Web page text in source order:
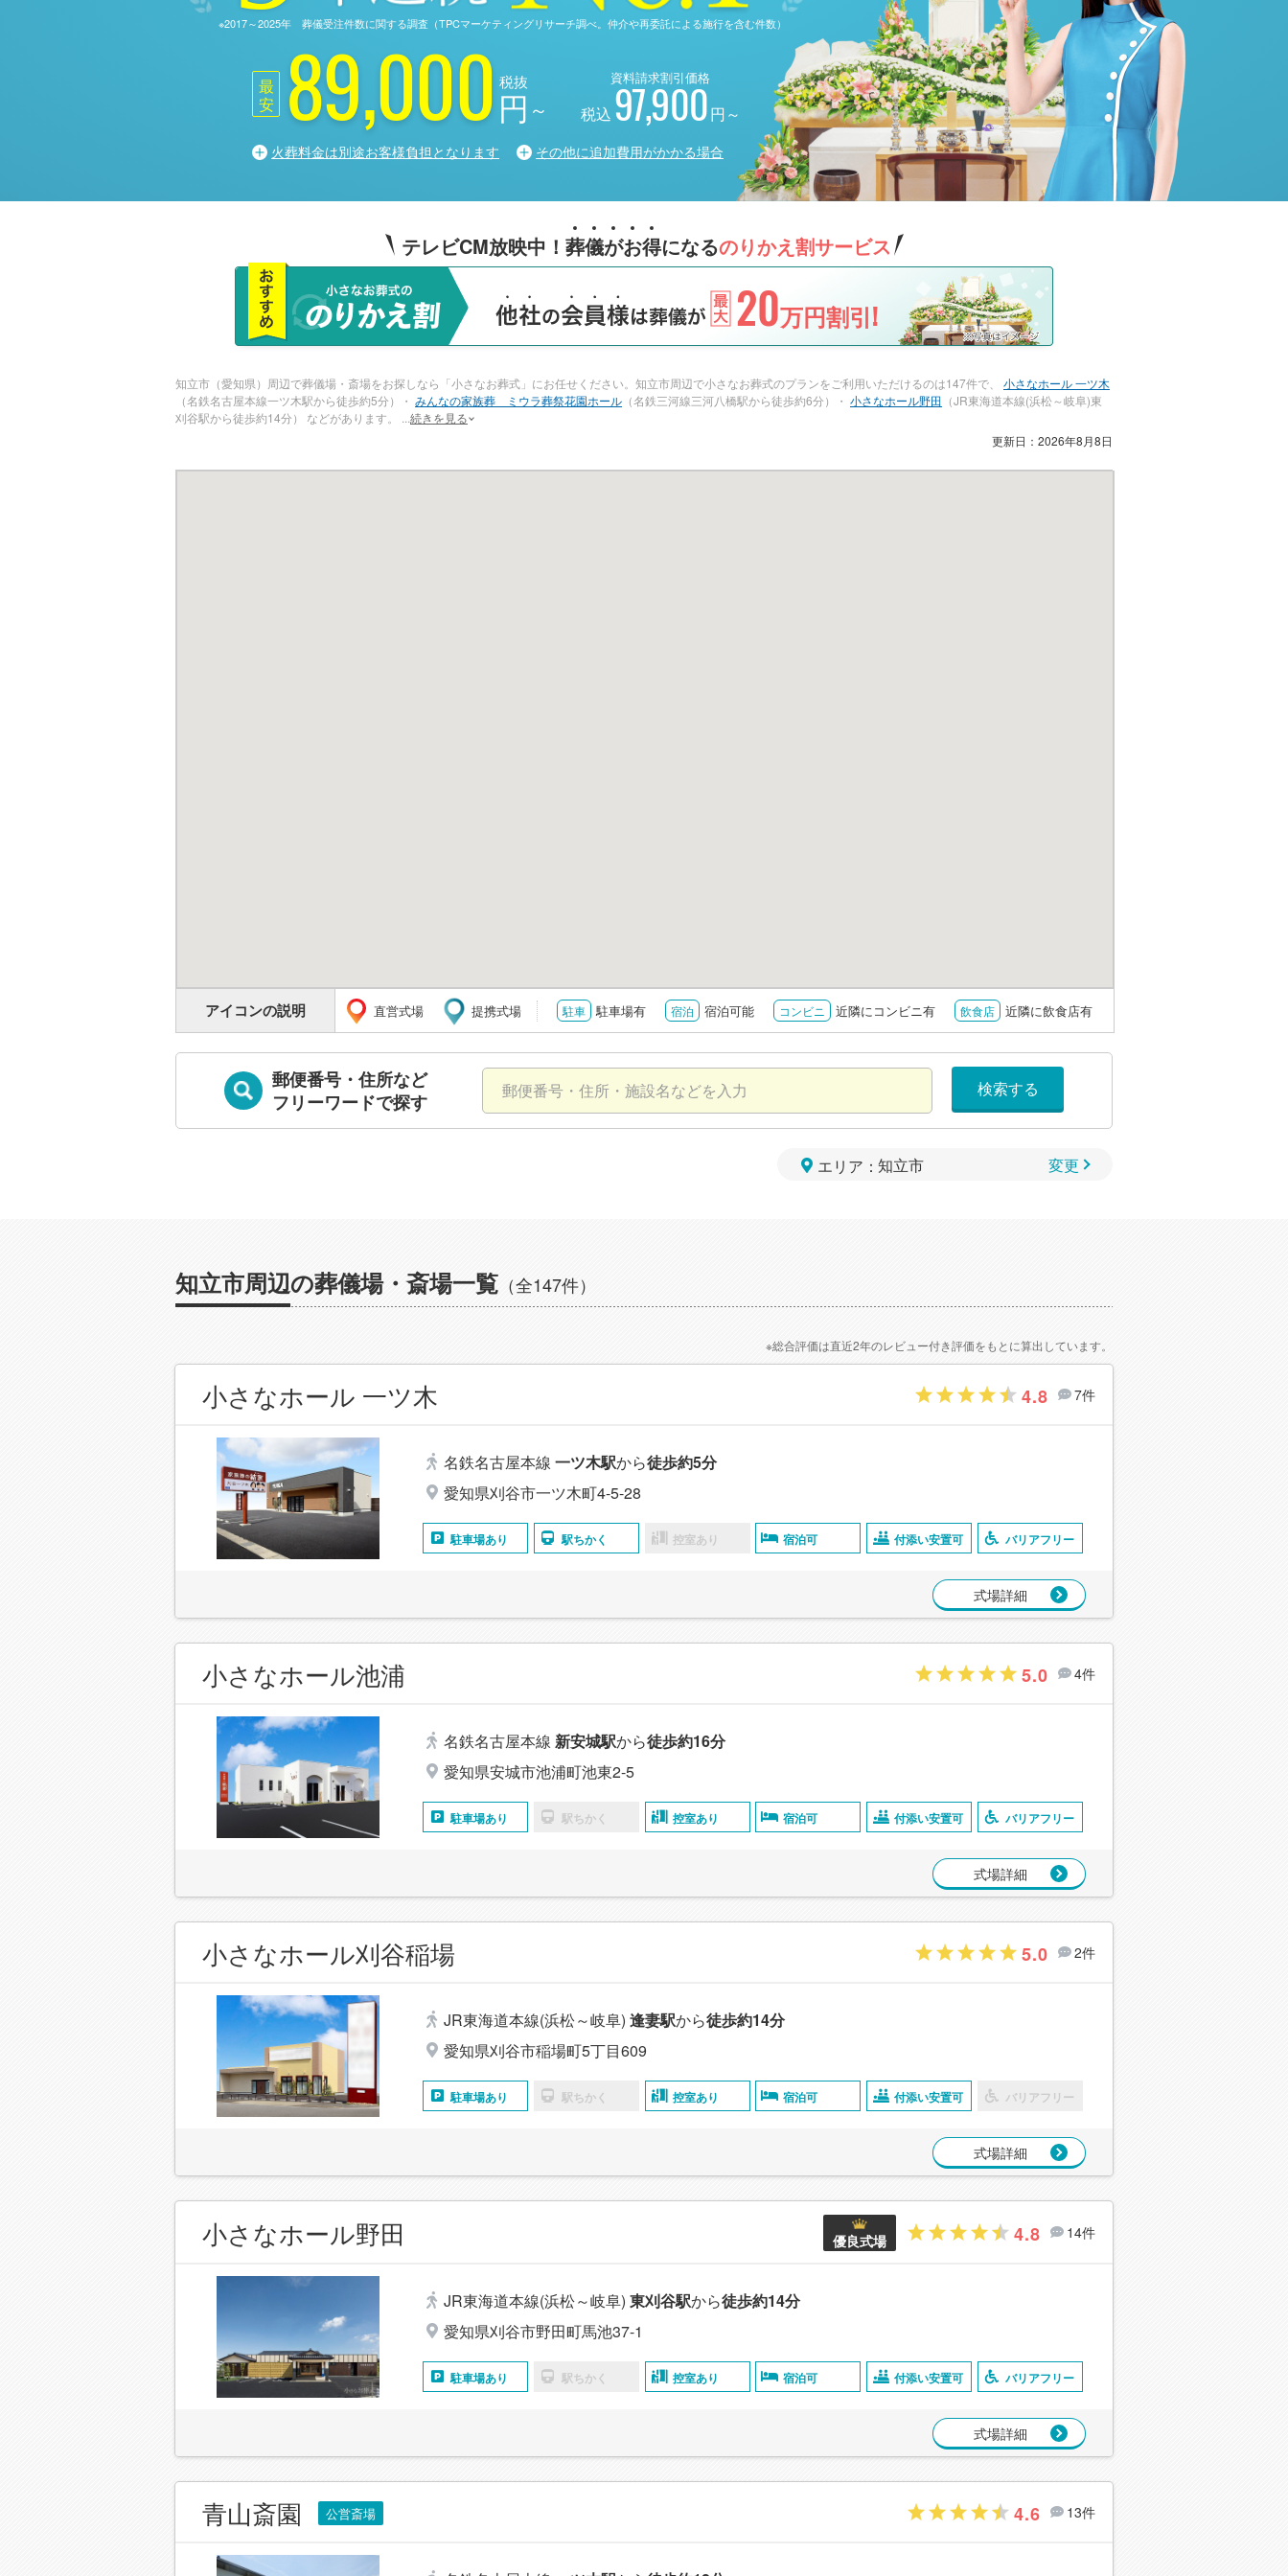
※2017～2025年 葬儀受注件数に関する調査（TPCマーケティングリサーチ調べ。仲介や再委託による施行を含む件数）
最
安
89,000円 ～
税抜 資料請求割引価格
税込97,900円～
火葬料金は別途お客様負担となります その他に追加費用がかかる場合
テレビCM放映中！ 葬儀がお得になるのりかえ割サービス
20万円割引!
知立市（愛知県）周辺で葬儀場・斎場をお探しなら「小さなお葬式」にお任せください。知立市周辺で小さなお葬式のプランをご利用いただけるのは147件で、 小さなホール 一ツ木
（名鉄名古屋本線一ツ木駅から徒歩約5分）・ みんなの家族葬 ミウラ葬祭花園ホール （名鉄三河線三河八橋駅から徒歩約6分）・ 小さなホール野田 （JR東海道本線(浜松～岐阜)東
刈谷駅から徒歩約14分） などがあります。
続きを見る
更新日： 2026年8月8日
アイコンの説明 直営式場 提携式場 駐車 駐車場有 宿泊 宿泊可能 コンビニ 近隣にコンビニ有 飲食店 近隣に飲食店有
郵便番号・住所など
フリーワードで探す
検索する
エリア： 変更
知立市周辺の葬儀場・斎場一覧 （全147件）
※総合評価は直近2年のレビュー付き評価をもとに算出しています。
小さなホール 一ツ木 4.8 7件
名鉄名古屋本線 一ツ木駅から徒歩約5分
愛知県刈谷市一ツ木町4-5-28
駐車場あり 駅ちかく 控室あり 宿泊可 付添い安置可 バリアフリー
式場詳細
小さなホール池浦 5.0 4件
名鉄名古屋本線 新安城駅から徒歩約16分
愛知県安城市池浦町池東2-5
駐車場あり 駅ちかく 控室あり 宿泊可 付添い安置可 バリアフリー
式場詳細
小さなホール刈谷稲場 5.0 2件
JR東海道本線(浜松～岐阜) 逢妻駅から徒歩約14分
愛知県刈谷市稲場町5丁目609
駐車場あり 駅ちかく 控室あり 宿泊可 付添い安置可 バリアフリー
式場詳細
小さなホール野田 優良式場 4.8 14件
JR東海道本線(浜松～岐阜) 東刈谷駅から徒歩約14分
愛知県刈谷市野田町馬池37-1
駐車場あり 駅ちかく 控室あり 宿泊可 付添い安置可 バリアフリー
式場詳細
青山斎園 公営斎場 4.6 13件